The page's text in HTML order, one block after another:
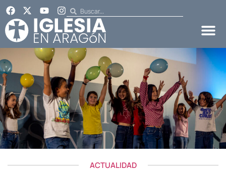
ACTUALIDAD